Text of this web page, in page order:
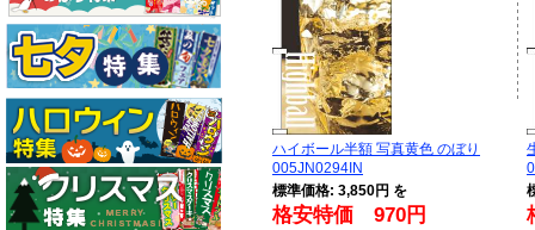
ハイボール半額 写真黄色 のぼり
005JN0294IN
標準価格: 3,850円 を
格安特価 970円